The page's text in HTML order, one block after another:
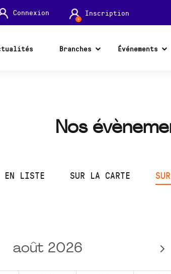
Connexion Inscription
Branches Événements
Nos
EN LISTE SUR LA CARTE
août 2026